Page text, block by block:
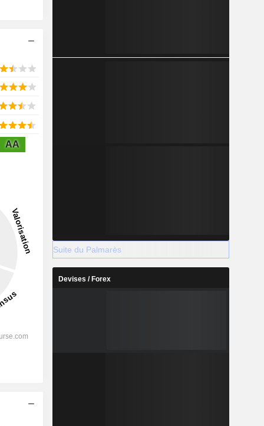
AA
Suite du Palmarès
Devises / Forex